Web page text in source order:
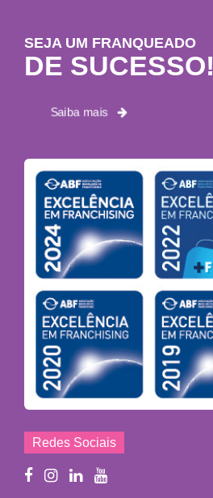
SEJA UM FRANQUEADO
DE SUCESSO!
Saiba mais
Redes Sociais